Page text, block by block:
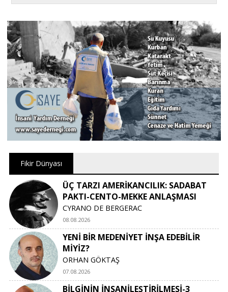
Fikir Dünyası
ÜÇ TARZI AMERİKANCILIK: SADABAT
PAKTI-CENTO-MEKKE ANLAŞMASI
CYRANO DE BERGERAC
08.08.2026
YENİ BİR MEDENİYET İNŞA EDEBİLİR
MİYİZ?
ORHAN GÖKTAŞ
07.08.2026
BİLGİNİN İNSANİLEŞTİRİLMESİ-3